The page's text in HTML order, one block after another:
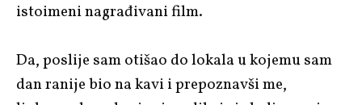
istoimeni nagrađivani film.
Da, poslije sam otišao do lokala u kojemu sam
dan ranije bio na kavi i prepoznavši me,